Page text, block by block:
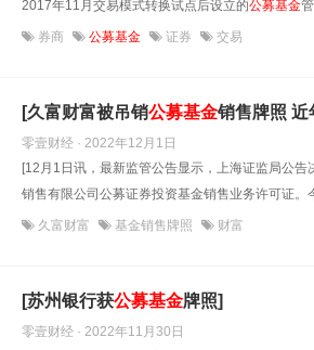
2017年11月交易模式转换试点后设立的公募基金
券商 公募基金 证券 交易
[久富财富被吊销公募基金销售牌照 近
零壹财经 · 2022年12月1日
[12月1日讯，最新监管公告显示，上海证监局公告
销售有限公司公募证券投资基金销售业务许可证。
久富财富 基金销售牌照 财富
[苏州银行获公募基金牌照]
零壹财经 · 2022年11月30日